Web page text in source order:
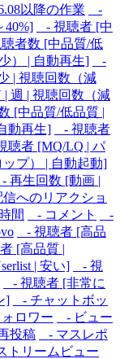
以降の作業
-
40%]
- 視聴者 [中
者数 [中品質/低
） | 自動再生]
-
| 視聴回数（減
週 | 視聴回数（減
[中品質/低品質 |
動再生]
- 視聴者
聴者 [MQ/LQ | パ
ップ） | 自動起動]
- 再生回数 [動画 |
へのリアクショ
間 - コメント
-
- 視聴者 [高品
[高品質 |
| 安い]
- 視
- 視聴者 [非常に
]
- チャットボッ
ロワー
- ビュー
投稿
- マスレポ
トリームビュー